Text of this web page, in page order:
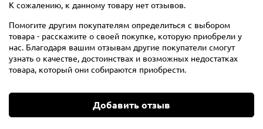
К сожалению, к данному товару нет отзывов.
Помогите другим покупателям определиться с выбором
товара - расскажите о своей покупке, которую приобрели у
нас. Благодаря вашим отзывам другие покупатели смогут
узнать о качестве, достоинствах и возможных недостатках
товара, который они собираются приобрести.
Добавить отзыв